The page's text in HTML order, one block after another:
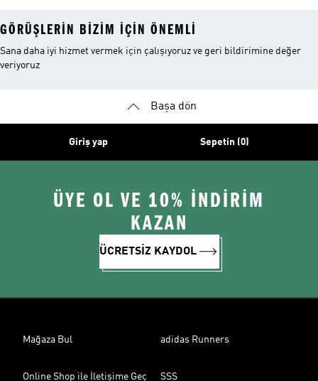
GÖRÜŞLERIN BIZIM IÇIN ÖNEMLI
Sana daha iyi hizmet vermek için çalışıyoruz ve geri bildirimine değer
veriyoruz
Başa dön
Giriş yap Sepetin (0)
ÜYE OL VE 10% İNDİRİM
KAZAN
ÜCRETSİZ KAYDOL
Mağaza Bul adidas Runners
Online Shop ile İletişime Geç SSS